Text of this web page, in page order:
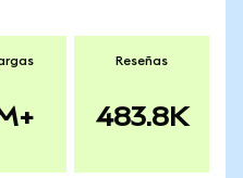
Reseñas
483.8K